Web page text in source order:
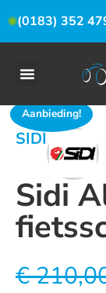
(0183) 352
Aanbieding!
SIDI
Sidi
€